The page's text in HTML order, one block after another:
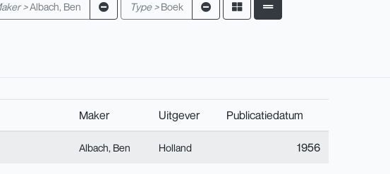
>Albach, Ben Type > Boek
Maker Uitgever Publicatiedatum
Albach, Ben Holland 1956